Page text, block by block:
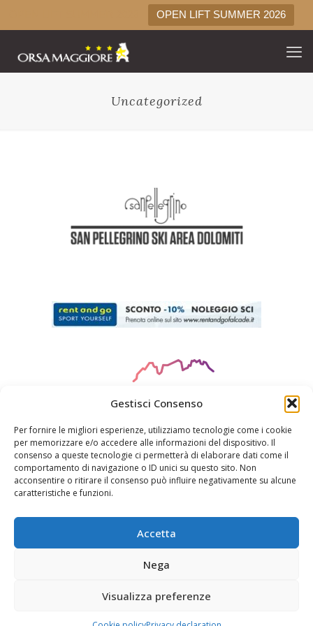
Gestisci Consenso
Per fornire le migliori esperienze, utilizziamo tecnologie come i cookie
per memorizzare e/o accedere alle informazioni del dispositivo. Il
consenso a queste tecnologie ci permetterà di elaborare dati come il
comportamento di navigazione o ID unici su questo sito. Non
acconsentire o ritirare il consenso può influire negativamente su alcune
caratteristiche e funzioni.
Accetta
Nega
Visualizza preferenze
OPEN LIFT SUMMER 2026
Uncategorized
CIN: HOTEL IT025019A17W3E9TGC
© ORSA MAGGIORE S.R.L. - FALCADE BELLUNO - P.IVA
CIN Codes